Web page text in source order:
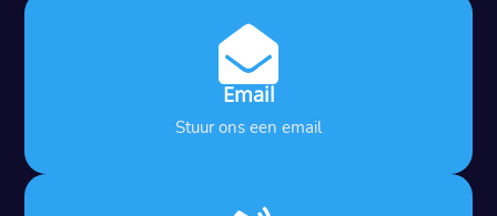

Email
Stuur ons een email